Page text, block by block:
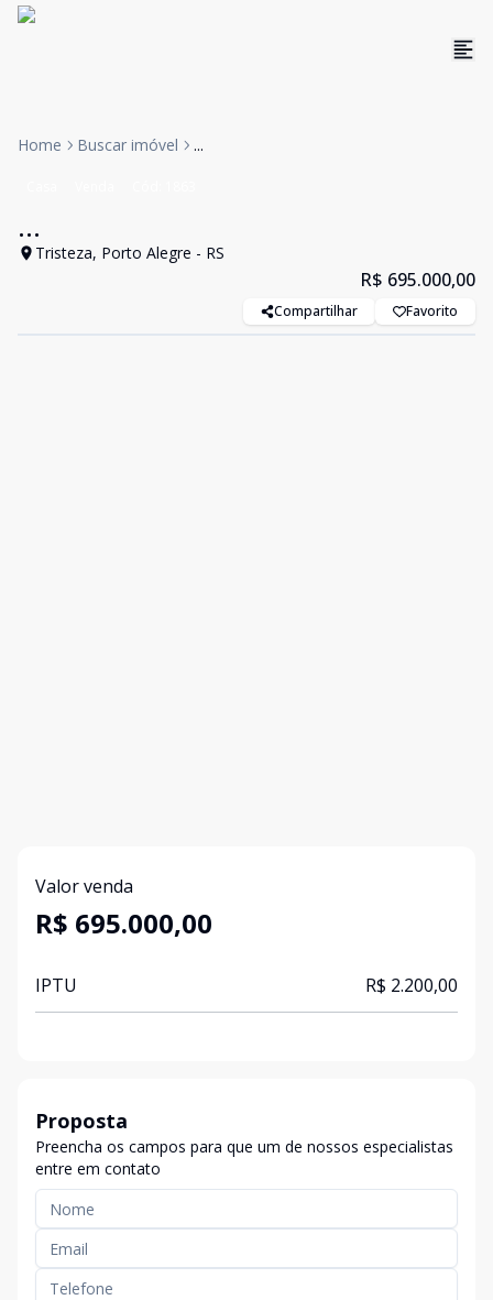
Home Buscar imóvel ...
...
Tristeza, Porto Alegre - RS
R$ 695.000,00
Compartilhar Favorito
Valor venda
R$ 695.000,00
IPTU R$ 2.200,00
Proposta
Preencha os campos para que um de nossos especialistas
entre em contato